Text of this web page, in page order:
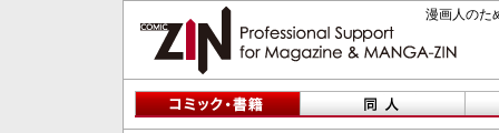
漫画人のた